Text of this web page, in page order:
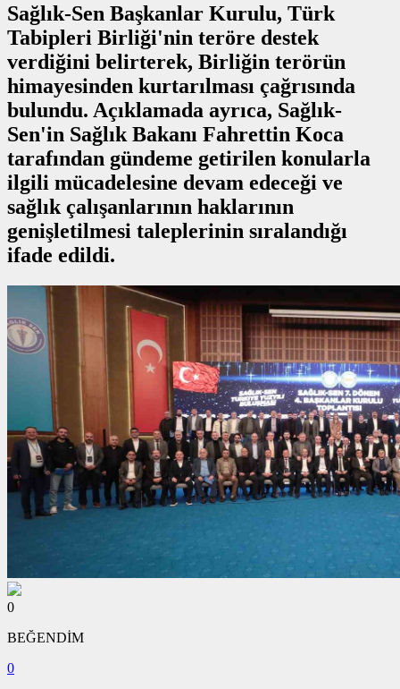
Sağlık-Sen Başkanlar Kurulu, Türk
Tabipleri Birliği'nin teröre destek
verdiğini belirterek, Birliğin terörün
himayesinden kurtarılması çağrısında
bulundu. Açıklamada ayrıca, Sağlık-
Sen'in Sağlık Bakanı Fahrettin Koca
tarafından gündeme getirilen konularla
ilgili mücadelesine devam edeceği ve
sağlık çalışanlarının haklarının
genişletilmesi taleplerinin sıralandığı
ifade edildi.
0
BEĞENDİM
0